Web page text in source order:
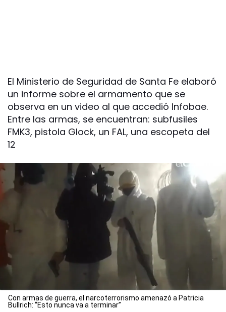
El Ministerio de Seguridad de Santa Fe elaboró
un informe sobre el armamento que se
observa en un video al que accedió Infobae.
Entre las armas, se encuentran: subfusiles
FMK3, pistola Glock, un FAL, una escopeta del
12
Con armas de guerra, el narcoterrorismo amenazó a Patricia
Bullrich: “Esto nunca va a terminar”